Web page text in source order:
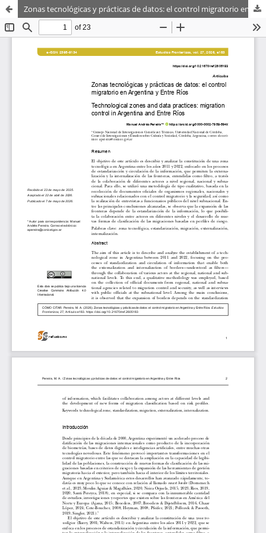
Zonas tecnológicas y prácticas de datos: el control migratorio en Argentina y Entre Ríos